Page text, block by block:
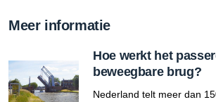
Meer informatie
Hoe werkt het
beweegbare brug?
Nederland telt meer dan